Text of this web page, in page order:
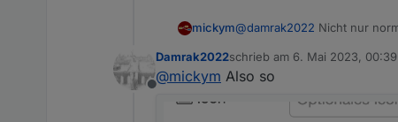
mickym@damrak2022 Nicht nur
doppelt geschweifte
Nachrichteneigenschaft
Offline
Damrak2022schrieb am 6. Mai 2023, 00:39
zuletzt editiert von
@mickym Also so